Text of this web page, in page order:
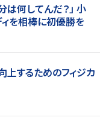
は何してんだ？」 小
を相棒に初優勝を
上するためのフィジカ